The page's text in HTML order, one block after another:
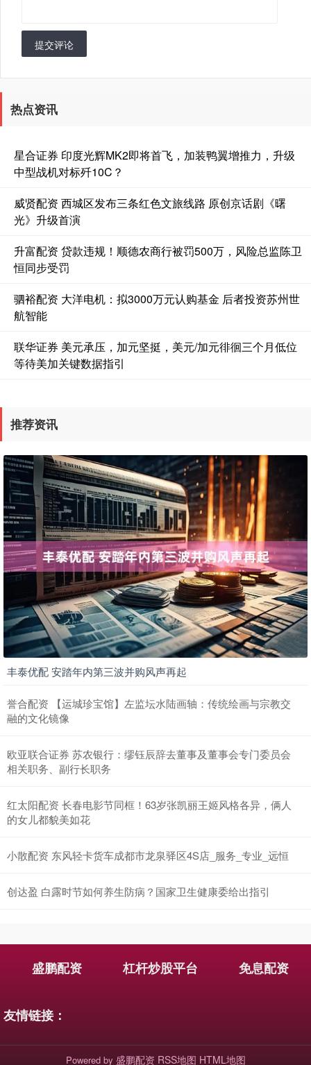
提交评论
热点资讯
星合证券 印度光辉MK2即将首飞，加装鸭翼增推力，升级
中型战机对标歼10C？
威贤配资 西城区发布三条红色文旅线路 原创京话剧《曙
光》升级首演
升富配资 贷款违规！顺德农商行被罚500万，风险总监陈卫
恒同步受罚
驷裕配资 大洋电机：拟3000万元认购基金 后者投资苏州世
航智能
联华证券 美元承压，加元坚挺，美元/加元徘徊三个月低位
等待美加关键数据指引
推荐资讯
丰泰优配 安踏年内第三波并购风声再起
誉合配资 【运城珍宝馆】左监坛水陆画轴：传统绘画与宗教交
融的文化镜像
欧亚联合证券 苏农银行：缪钰辰辞去董事及董事会专门委员会
相关职务、副行长职务
红太阳配资 长春电影节同框！63岁张凯丽王姬风格各异，俩人
的女儿都貌美如花
小散配资 东风轻卡货车成都市龙泉驿区4S店_服务_专业_远恒
创达盈 白露时节如何养生防病？国家卫生健康委给出指引
盛鹏配资 杠杆炒股平台 免息配资
友情链接：
Powered by 盛鹏配资 RSS地图 HTML地图